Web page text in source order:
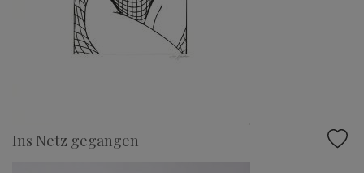
Ins Netz gegangen